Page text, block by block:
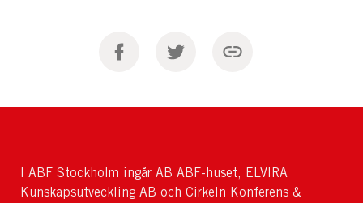
I ABF Stockholm ingår AB ABF-huset, ELVIRA
Kunskapsutveckling AB och Cirkeln Konferens &